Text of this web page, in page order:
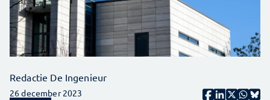
Redactie De Ingenieur
26 december 2023